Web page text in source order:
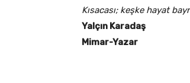
Kısacası; keşke hayat
Yalçın Karadaş
Mimar-Yazar